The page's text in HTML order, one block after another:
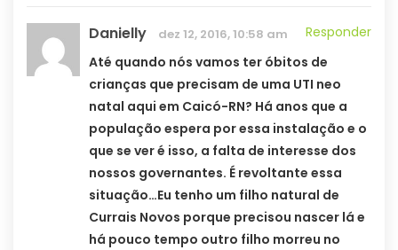
Danielly dez 12, 2016, 10:58 am
Responder
Até quando nós vamos ter óbitos de
crianças que precisam de uma UTI neo
natal aqui em Caicó-RN? Há anos que a
população espera por essa instalação e o
que se ver é isso, a falta de interesse dos
nossos governantes. É revoltante essa
situação…Eu tenho um filho natural de
Currais Novos porque precisou nascer lá e
há pouco tempo outro filho morreu no